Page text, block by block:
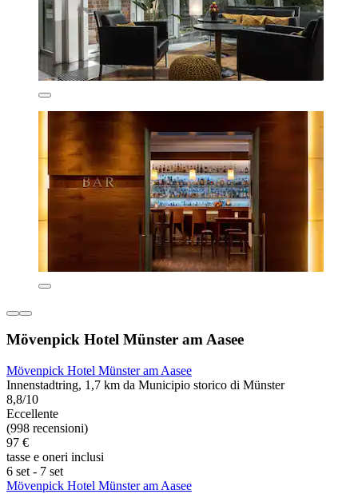
Mövenpick Hotel Münster am Aasee
Mövenpick Hotel Münster am Aasee
Innenstadtring, 1,7 km da Municipio storico di Münster
8,8/10
Eccellente
(998 recensioni)
97 €
tasse e oneri inclusi
6 set - 7 set
Mövenpick Hotel Münster am Aasee